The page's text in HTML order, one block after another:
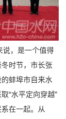
说，是一个值得
时节，市长张
蚌埠市自来水
“水平定向穿越”
在一起。从